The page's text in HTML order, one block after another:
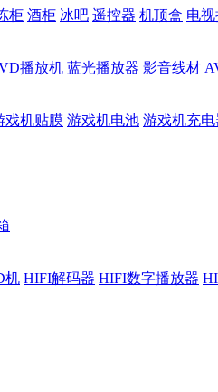
柜 酒柜 冰吧 遥控器 机顶盒 电
播放机 蓝光播放器 影音线材
戏机贴膜 游戏机电池 游戏机充电
机 HIFI解码器 HIFI数字播放器